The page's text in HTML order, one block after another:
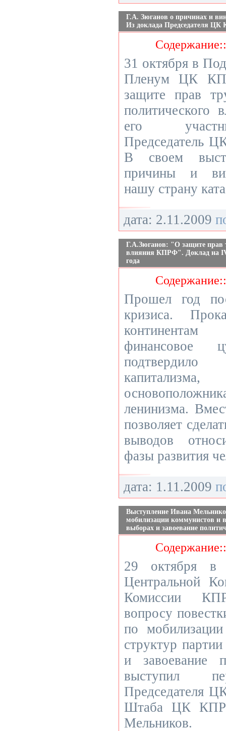
Г.А. Зюганов о причинах и
Из доклада Председателя
31 октября в
Пленум ЦК
защите прав
политического
его
Председатель
В своем
причины и
нашу страну
дата: 2.11.2009
Г.А.Зюганов: "О защите прав
влияния КПРФ". Доклад на
года
Прошел год
кризиса.
финансовое
ленинизма.
позволяет
выводов
фазы развития
дата: 1.11.2009
Выступление Ивана
мобилизации коммунистов и
выборах и завоевание
29 октября в
Центральной
Комиссии
вопросу
по
структур
и завоевание
выступил
Председателя
Штаба ЦК
Мельников.